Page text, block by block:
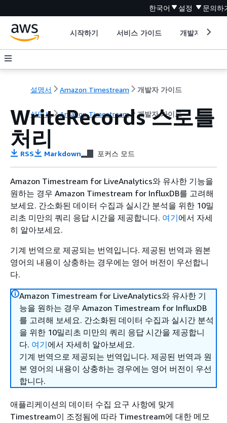
한국어 설정 문의하
시작하기 서비스 가이드 개발자 도구
설명서 Amazon Timestream 개발자 가이드
설명서 Amazon Timestream 개발자 가이드
WriteRecords 스로틀
처리
RSS Markdown 포커스 모드
Amazon Timestream for LiveAnalytics와 유사한 기능을
원하는 경우 Amazon Timestream for InfluxDB를 고려해
보세요. 간소화된 데이터 수집과 실시간 분석을 위한 10밀
리초 미만의 쿼리 응답 시간을 제공합니다. 여기에서 자세
히 알아보세요.
기계 번역으로 제공되는 번역입니다. 제공된 번역과 원본
영어의 내용이 상충하는 경우에는 영어 버전이 우선합니
다.
Amazon Timestream for LiveAnalytics와 유사한 기
능을 원하는 경우 Amazon Timestream for InfluxDB
를 고려해 보세요. 간소화된 데이터 수집과 실시간 분석
을 위한 10밀리초 미만의 쿼리 응답 시간을 제공합니
다. 여기에서 자세히 알아보세요.
기계 번역으로 제공되는 번역입니다. 제공된 번역과 원
본 영어의 내용이 상충하는 경우에는 영어 버전이 우선
합니다.
애플리케이션의 데이터 수집 요구 사항에 맞게
Timestream이 조정됨에 따라 Timestream에 대한 메모